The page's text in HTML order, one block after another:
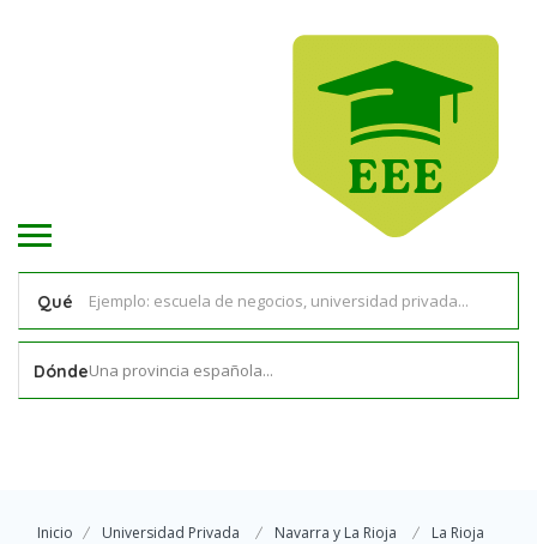
Qué
DóndeUna provincia española...
Inicio Universidad Privada Navarra y La Rioja
La Rioja